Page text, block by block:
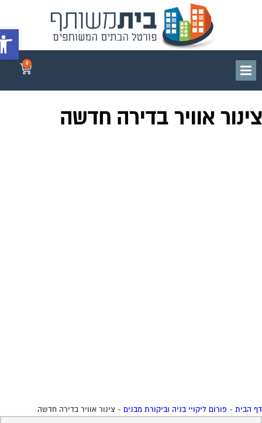
פתח
אוויר בדירה חדשה
הבית- פורום ליקויי בניה וביקורת מבנים- צינור אוויר בדירה חדשה